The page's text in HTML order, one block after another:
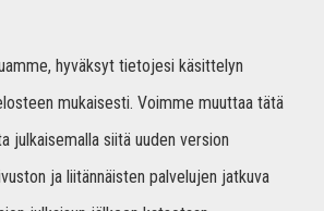
hyväksyt tietojesi käsittelyn
mukaisesti. Voimme muuttaa tätä
julkaisemalla siitä uuden version
ja liitännäisten palvelujen jatkuva